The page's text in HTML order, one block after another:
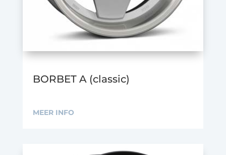
BORBET A (classic)
MEER INFO